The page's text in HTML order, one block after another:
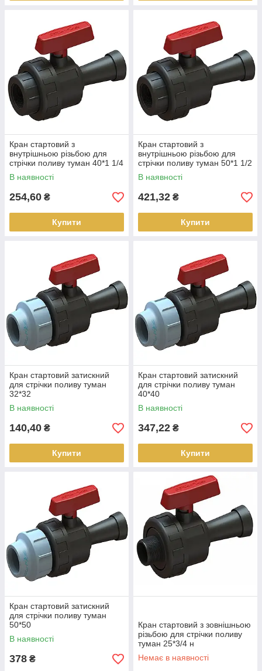
Кран стартовий з
внутрішньою різьбою для
стрічки поливу туман 40*1 1/4
в
В наявності
254,60 ₴
Купити
Кран стартовий з
внутрішньою різьбою для
стрічки поливу туман 50*1 1/2
В наявності
421,32 ₴
Купити
Кран стартовий затискний
для стрічки поливу туман
32*32
В наявності
140,40 ₴
Купити
Кран стартовий затискний
для стрічки поливу туман
40*40
В наявності
347,22 ₴
Купити
Кран стартовий затискний
для стрічки поливу туман
50*50
В наявності
378 ₴
Кран стартовий з зовнішньою
різьбою для стрічки поливу
туман 25*3/4 н
Немає в наявності